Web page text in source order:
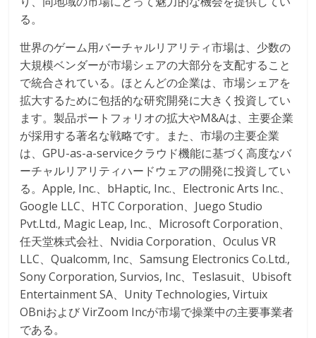
る。
世界のゲーム用バーチャルリアリティ市場は、少数の
大規模ベンダーが市場シェアの大部分を支配すること
で統合されている。ほとんどの企業は、市場シェアを
拡大するために包括的な研究開発に大きく投資してい
ます。製品ポートフォリオの拡大やM&Aは、主要企業
が採用する著名な戦略です。また、市場の主要企業
は、GPU-as-a-serviceクラウド機能に基づく高度なバ
ーチャルリアリティハードウェアの開発に投資してい
る。Apple, Inc.、bHaptic, Inc.、Electronic Arts Inc.、
Google LLC、HTC Corporation、Juego Studio
Pvt.Ltd., Magic Leap, Inc.、Microsoft Corporation、
任天堂株式会社、Nvidia Corporation、Oculus VR
LLC、Qualcomm, Inc、Samsung Electronics Co.Ltd.,
Sony Corporation, Survios, Inc、Teslasuit、Ubisoft
Entertainment SA、Unity Technologies, Virtuix
OBniおよび VirZoom Incが市場で操業中の主要事業者
である。